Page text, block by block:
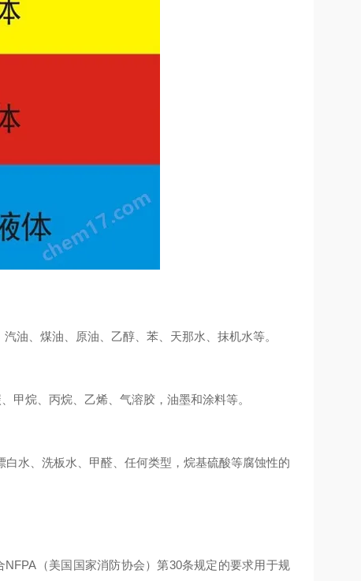
油、煤油、原油、乙醇、苯、天那水、抹机水等。
甲烷、丙烷、乙烯、气溶胶，油墨和涂料等。
水、洗板水、甲醛、任何类型，烷基硫酸等腐蚀性的
（美国国家消防协会）第30条规定的要求用于规